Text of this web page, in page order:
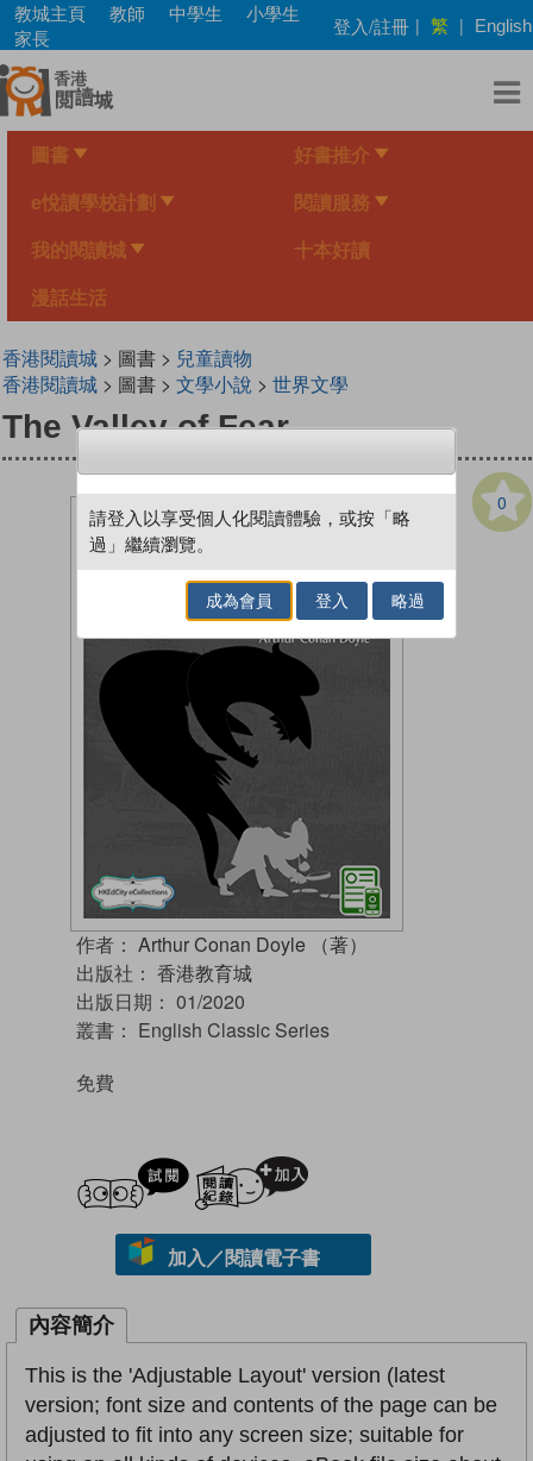
Skip
main
content
教城主頁 教師 中學生
小學生
家長
登入/註冊 | 繁 | English
圖書 好書推介
e悅讀學校計劃 閱讀服務
我的閱讀城 十本好讀
漫話生活
香港閱讀城> 圖書 > 兒童讀物
香港閱讀城> 圖書 > 文學小說 > 世界文學
The Valley of Fear
0
作者： Arthur Conan Doyle （著）
出版社： 香港教育城
出版日期： 01/2020
叢書： English Classic Series
免費
試閲
加入／閱讀電子書
內容簡介
This is the 'Adjustable Layout' version (latest
version; font size and contents of the page can be
adjusted to fit into any screen size; suitable for
請登入以享受個人化閱讀體驗，或按「略
過」繼續瀏覽。
成為會員 登入 略過